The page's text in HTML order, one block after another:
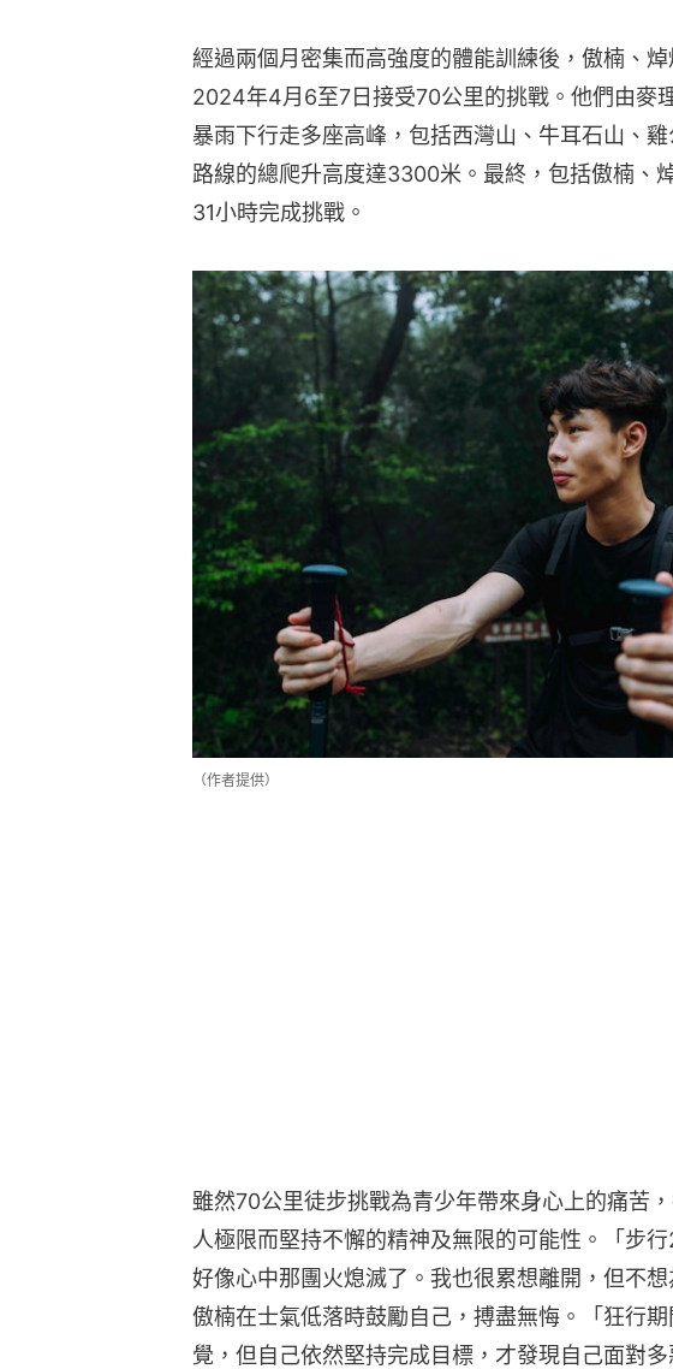
經過兩個月密集而高強度的體能訓練後，傲楠、
2024年4月6至7日接受70公里的挑戰。他們由麥
暴雨下行走多座高峰，包括西灣山、牛耳石山、雞
路線的總爬升高度達3300米。最終，包括傲楠、
31小時完成挑戰。
（作者提供）
雖然70公里徒步挑戰為青少年帶來身心上的痛苦
人極限而堅持不懈的精神及無限的可能性。「步
好像心中那團火熄滅了。我也很累想離開，但不想
傲楠在士氣低落時鼓勵自己，搏盡無悔。「狂行
覺，但自己依然堅持完成目標，才發現自己面對